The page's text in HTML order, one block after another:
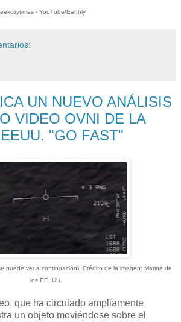
- YouTube/Earthly
UN NUEVO ANÁLISIS
VIDEO OVNI DE LA
"GO FAST"
puede ver a continuación). Crédito de la imagen: Marina de
los EE. UU.
que ha circulado ampliamente
un objeto moviéndose sobre el